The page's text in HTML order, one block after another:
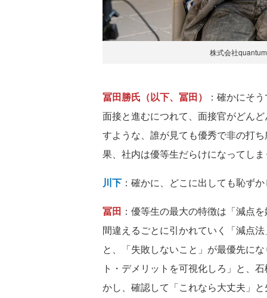
株式会社
冨田勝氏（以下、冨田）
：確かにそ
面接と進むにつれて、面接官がどん
すような、誰が見ても優秀で非の打
果、社内は優等生だらけになってし
川下 ：確かに、どこに出しても恥ず
冨田 ：優等生の最大の特徴は「減点
間違えるごとに引かれていく「減点
と、「失敗しないこと」が最優先に
ト・デメリットを可視化しろ」と、
かし、確認して「これなら大丈夫」